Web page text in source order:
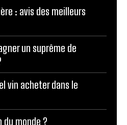
: avis des meilleurs
un suprême de
vin acheter dans le
du monde ?